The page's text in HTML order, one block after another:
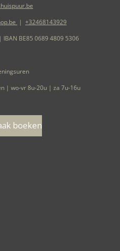
| +32468143929
BE85 0689 4809 5306
| wo-vr 8u-20u | za 7u-16u
boeken